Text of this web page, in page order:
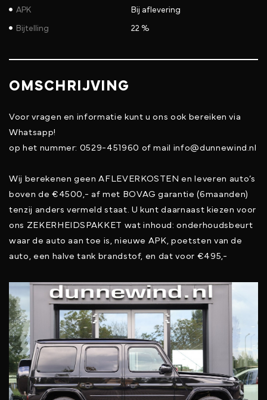
APK Bij aflevering
Bijtelling 22 %
OMSCHRIJVING
Voor vragen en informatie kunt u ons ook bereiken via
Whatsapp!
op het nummer: 0529-451960 of mail info@dunnewind.nl
Wij berekenen geen AFLEVERKOSTEN en leveren auto’s
boven de €4500,- af met BOVAG garantie (6maanden)
tenzij anders vermeld staat. U kunt daarnaast kiezen voor
ons ZEKERHEIDSPAKKET wat inhoud: onderhoudsbeurt
waar de auto aan toe is, nieuwe APK, poetsten van de
auto, een halve tank brandstof, en dat voor €495,-